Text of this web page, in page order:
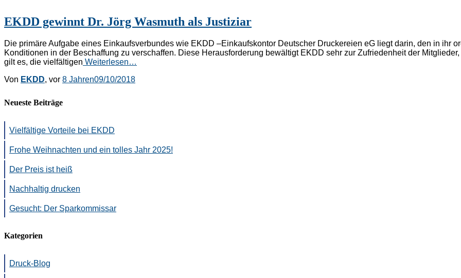
EKDD gewinnt Dr. Jörg Wasmuth als Justiziar
Die primäre Aufgabe eines Einkaufsverbundes wie EKDD –Einkaufskontor Deutscher Druckereien eG liegt darin, den in ihr
Konditionen in der Beschaffung zu verschaffen. Diese Herausforderung bewältigt EKDD sehr zur Zufriedenheit der
gilt es, die vielfältigen Weiterlesen…
Von EKDD, vor 8 Jahren09/10/2018
Neueste Beiträge
Vielfältige Vorteile bei EKDD
Frohe Weihnachten und ein tolles Jahr 2025!
Der Preis ist heiß
Nachhaltig drucken
Gesucht: Der Sparkommissar
Kategorien
Druck-Blog